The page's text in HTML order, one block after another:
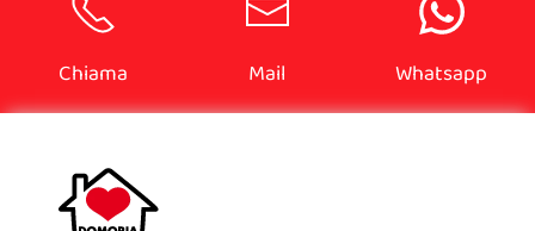
Chiama Mail Whatsapp